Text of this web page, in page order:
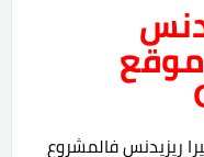
موقع
ريزيدنس فالمشروع